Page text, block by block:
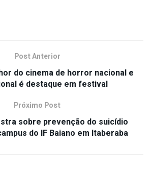
Post Anterior
do cinema de horror nacional e
é destaque em festival
Próximo Post
sobre prevenção do suicídio
do IF Baiano em Itaberaba